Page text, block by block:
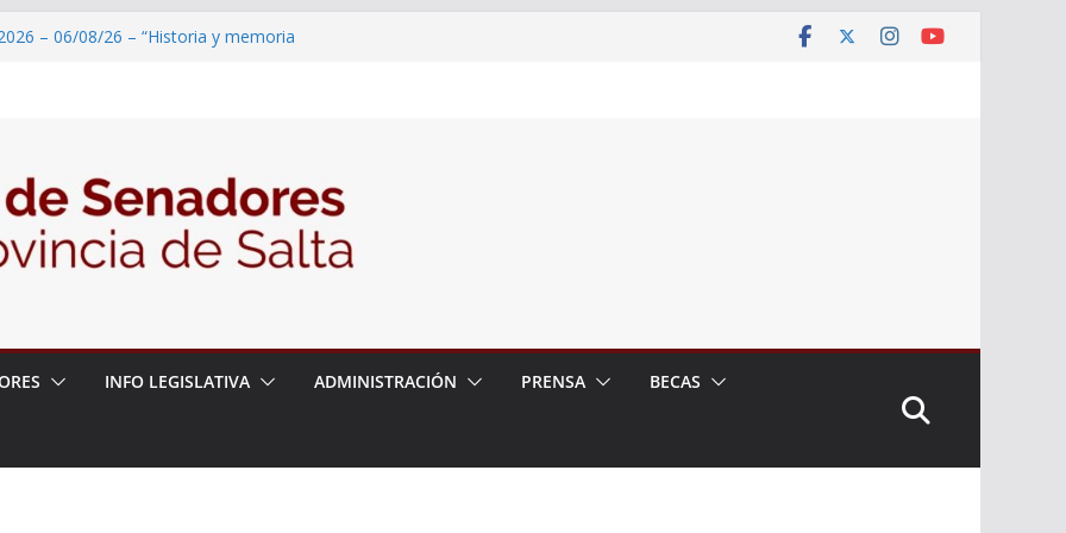
– 06/08/26 – “Historia y memoria
– 06/08/26 – Presentación del libro
del Dr. Víctor Alfredo Frías
– 06/08/26 – 82° Edición de la Expo
INFO LEGISLATIVA ADMINISTRACIÓN PRENSA BECAS